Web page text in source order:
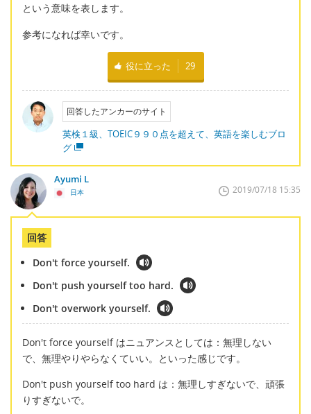
という意味を表します。
参考になれば幸いです。
役に立った 29
回答したアンカーのサイト
英検１級、TOEIC９９０点を超えて、英語を楽しむブロ
グ
Ayumi L
日本 2019/07/18 15:35
回答
Don't force yourself.
Don't push yourself too hard.
Don't overwork yourself.
Don't force yourself はニュアンスとしては：無理しない
で、無理やりやらなくていい。といった感じです。
Don't push yourself too hard は：無理しすぎないで、頑張
りすぎないで。